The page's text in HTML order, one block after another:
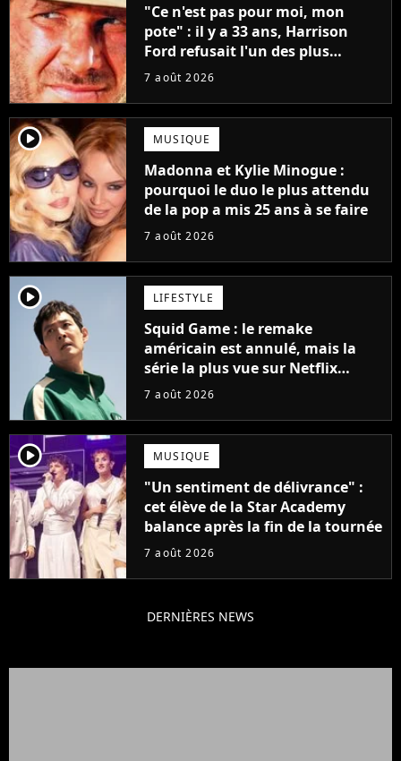
"Ce n'est pas pour moi, mon
pote" : il y a 33 ans, Harrison
Ford refusait l'un des plus
grands succès de tous les temps
7 août 2026
player2 MUSIQUE
Madonna et Kylie Minogue :
pourquoi le duo le plus attendu
de la pop a mis 25 ans à se faire
7 août 2026
player2 LIFESTYLE
Squid Game : le remake
américain est annulé, mais la
série la plus vue sur Netflix
pourrait avoir une version
7 août 2026
player2 MUSIQUE
"Un sentiment de délivrance" :
cet élève de la Star Academy
balance après la fin de la tournée
7 août 2026
DERNIÈRES NEWS